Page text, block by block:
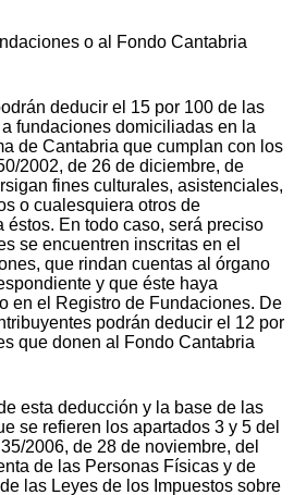
o al Fondo Cantabria
deducir el 15 por 100 de las
fundaciones domiciliadas en la
de Cantabria que cumplan con los
2002, de 26 de diciembre, de
fines culturales, asistenciales,
o cualesquiera otros de
éstos. En todo caso, será preciso
se encuentren inscritas en el
que rindan cuentas al órgano
y que éste haya
en el Registro de Fundaciones. De
podrán deducir el 12 por
que donen al Fondo Cantabria
esta deducción y la base de las
se refieren los apartados 3 y 5 del
2006, de 28 de noviembre, del
de las Personas Físicas y de
las Leyes de los Impuestos sobre